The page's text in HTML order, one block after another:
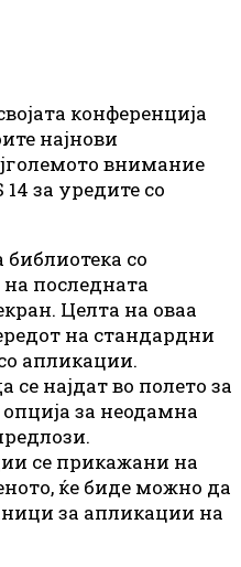
конференција
најнови
внимание
за уредите со
библиотека со
на последната
Целта на оваа
на стандардни
апликации.
најдат во полето за
за неодамна
се прикажани на
ќе биде можно да
за апликации на